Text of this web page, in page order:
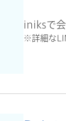
iniksで会
※詳細な